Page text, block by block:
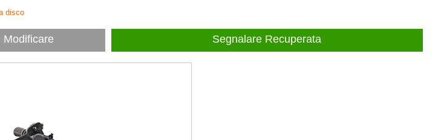
disco
Modificare Segnalare Recuperata